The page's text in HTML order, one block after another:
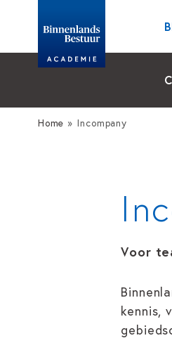
Home » Incompany
Voor
kennis,